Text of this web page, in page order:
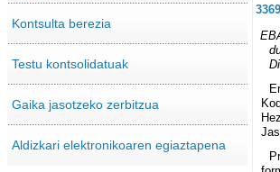
Kontsulta berezia
Testu kontsolidatuak
Gaika jasotzeko zerbitzua
Aldizkari elektronikoaren egiaztapena
3369